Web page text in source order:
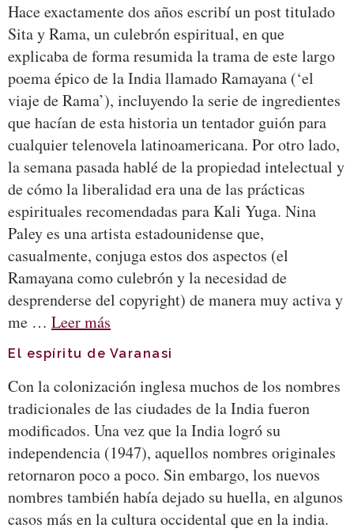
Hace exactamente dos años escribí un post titulado
Sita y Rama, un culebrón espiritual, en que
explicaba de forma resumida la trama de este largo
poema épico de la India llamado Ramayana (‘el
viaje de Rama’), incluyendo la serie de ingredientes
que hacían de esta historia un tentador guión para
cualquier telenovela latinoamericana. Por otro lado,
la semana pasada hablé de la propiedad intelectual y
de cómo la liberalidad era una de las prácticas
espirituales recomendadas para Kali Yuga. Nina
Paley es una artista estadounidense que,
casualmente, conjuga estos dos aspectos (el
Ramayana como culebrón y la necesidad de
desprenderse del copyright) de manera muy activa y
me … Leer más
El espíritu de Varanasi
Con la colonización inglesa muchos de los nombres
tradicionales de las ciudades de la India fueron
modificados. Una vez que la India logró su
independencia (1947), aquellos nombres originales
retornaron poco a poco. Sin embargo, los nuevos
nombres también había dejado su huella, en algunos
casos más en la cultura occidental que en la india.